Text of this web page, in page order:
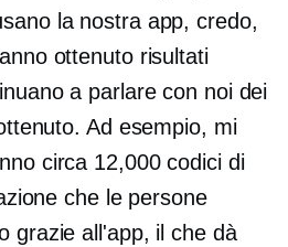
la nostra app, credo,
ottenuto risultati
a parlare con noi dei
Ad esempio, mi
circa 12,000 codici di
che le persone
grazie all'app, il che dà